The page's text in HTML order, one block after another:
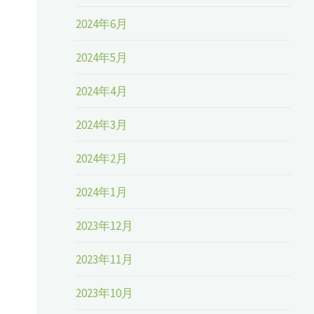
2024年6月
2024年5月
2024年4月
2024年3月
2024年2月
2024年1月
2023年12月
2023年11月
2023年10月